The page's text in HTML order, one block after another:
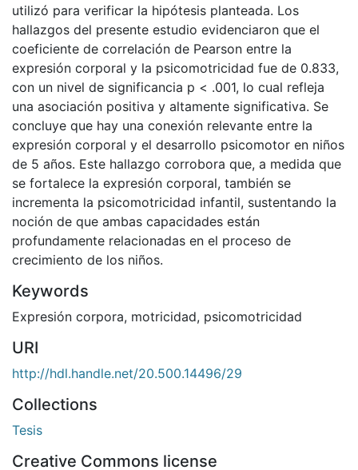
utilizó para verificar la hipótesis planteada. Los
hallazgos del presente estudio evidenciaron que el
coeficiente de correlación de Pearson entre la
expresión corporal y la psicomotricidad fue de 0.833,
con un nivel de significancia p < .001, lo cual refleja
una asociación positiva y altamente significativa. Se
concluye que hay una conexión relevante entre la
expresión corporal y el desarrollo psicomotor en niños
de 5 años. Este hallazgo corrobora que, a medida que
se fortalece la expresión corporal, también se
incrementa la psicomotricidad infantil, sustentando la
noción de que ambas capacidades están
profundamente relacionadas en el proceso de
crecimiento de los niños.
Keywords
Expresión corpora, motricidad, psicomotricidad
URI
http://hdl.handle.net/20.500.14496/29
Collections
Tesis
Creative Commons license